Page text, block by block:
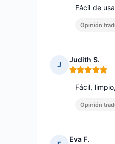
Fácil de
Opinión
J
Judith S.
Nota: 5 de 5
Fácil,
Opinión
Eva F.